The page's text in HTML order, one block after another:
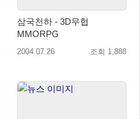
삼국천하 - 3D무협
MMORPG
2004.07.26 조회 1,888